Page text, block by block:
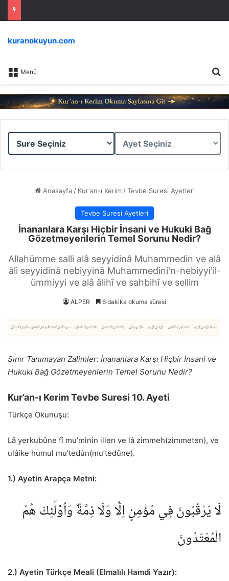
Menü
kuranokuyun.com
Sure
Ayet
Anasayfa / Kur'an-ı Kerim / Tevbe Suresi Ayetleri
Tevbe Suresi Ayetleri
İnananlara Karşı Hiçbir İnsani ve Hukuki Bağ
Gözetmeyenlerin Temel Sorunu Nedir?
Allahümme salli alâ seyyidinâ Muhammedin ve alâ
âli seyyidinâ nebiyyinâ Muhammedini'n-nebiyyi'il-
ümmiyyi ve alâ âlihî ve sahbihî ve sellim
ALPER 6 dakika okuma süresi
Sınır Tanımayan Zalimler: İnananlara Karşı Hiçbir İnsani ve
Hukuki Bağ Gözetmeyenlerin Temel Sorunu Nedir?
Kur’an-ı Kerim Tevbe Suresi 10. Ayeti
Türkçe Okunuşu:
Lâ yerkubûne fî mu’minin illen ve lâ zimmeh(zimmeten), ve
ulâike humul mu’tedûn(mu’tedûne).
1.) Ayetin Arapça Metni:
لَا يَرْقُبُونَ ف۪ي مُؤْمِنٍ اِلًّا وَلَا ذِمَّةًۜ وَاُو۬لٰٓئِكَ هُمُ
الْمُعْتَدُونَ
2.) Ayetin Türkçe Meali (Elmalılı Hamdi Yazır):